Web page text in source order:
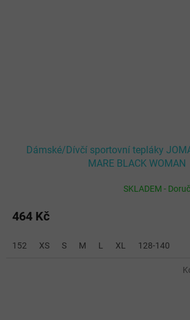
Dámské/Dívčí sportovní tepláky
MARE BLACK WOMAN
SKLADEM -
464 Kč
152 XS S M L XL 128-140